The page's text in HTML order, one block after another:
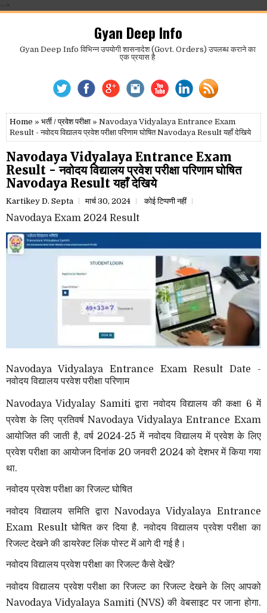
-->
Gyan Deep Info
Gyan Deep Info विभिन्न उपयोगी शासनादेश (Govt. Orders) उपलब्ध कराने का
एक प्रयास है
Home » भर्ती / प्रवेश परीक्षा » Navodaya Vidyalaya Entrance Exam
Result - नवोदय विद्यालय प्रवेश परीक्षा परिणाम घोषित Navodaya Result यहाँ देखिये
Navodaya Vidyalaya Entrance Exam
Result - नवोदय विद्यालय प्रवेश परीक्षा परिणाम घोषित
Navodaya Result यहाँ देखिये
Kartikey D. Septa मार्च 30, 2024 कोई टिप्पणी नहीं
Navodaya Exam 2024 Result
Navodaya Vidyalaya Entrance Exam Result Date -
नवोदय विद्यालय परवेश परीक्षा परिणाम
Navodaya Vidyalay Samiti द्वारा नवोदय विद्यालय की कक्षा 6 में
प्रवेश के लिए प्रतिवर्ष Navodaya Vidyalaya Entrance Exam
आयोजित की जाती है, वर्ष 2024-25 में नवोदय विद्यालय में प्रवेश के लिए
प्रवेश परीक्षा का आयोजन दिनांक 20 जनवरी 2024 को देशभर में किया गया
था.
नवोदय प्रवेश परीक्षा का रिजल्ट घोषित
नवोदय विद्यालय समिति द्वारा Navodaya Vidyalaya Entrance
Exam Result घोषित कर दिया है. नवोदय विद्यालय प्रवेश परीक्षा का
रिजल्ट देखने की डायरेक्ट लिंक पोस्ट में आगे दी गई है।
नवोदय विद्यालय प्रवेश परीक्षा का रिजल्ट कैसे देखें?
नवोदय विद्यालय प्रवेश परीक्षा का रिजल्ट का रिजल्ट देखने के लिए आपको
Navodaya Vidyalaya Samiti (NVS) की वेबसाइट पर जाना होगा.